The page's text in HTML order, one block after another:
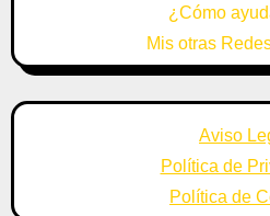
¿Cómo
Mis otras
Aviso
Política de
Política de